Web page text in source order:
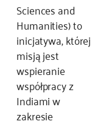
Sciences and
Humanities) to
inicjatywa, której
misją jest
wspieranie
współpracy z
Indiami w
zakresie